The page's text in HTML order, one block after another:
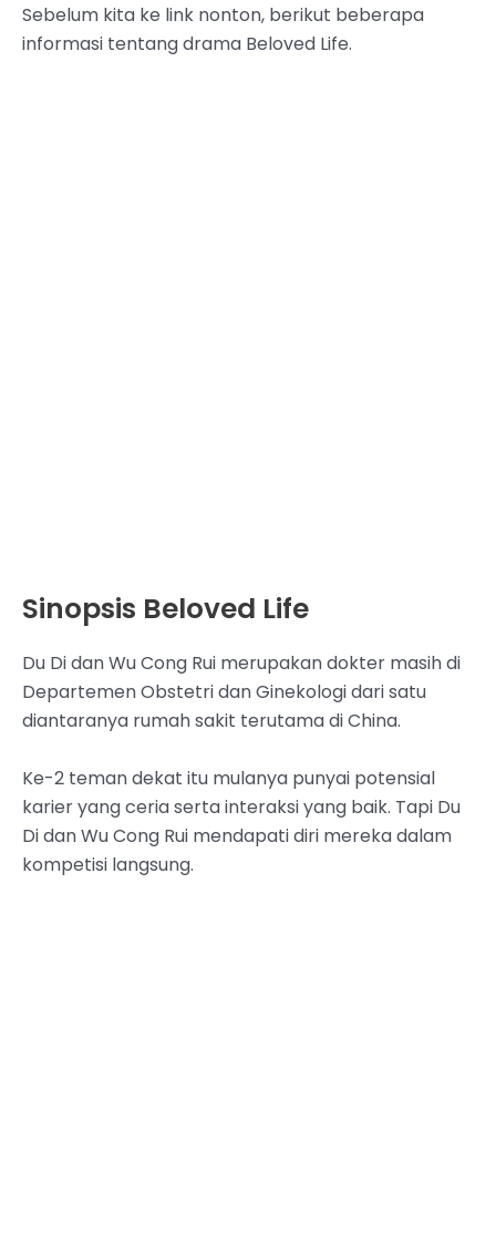
Sebelum kita ke link nonton, berikut beberapa
informasi tentang drama Beloved Life.
Sinopsis Beloved Life
Du Di dan Wu Cong Rui merupakan dokter masih di
Departemen Obstetri dan Ginekologi dari satu
diantaranya rumah sakit terutama di China.
Ke-2 teman dekat itu mulanya punyai potensial
karier yang ceria serta interaksi yang baik. Tapi Du
Di dan Wu Cong Rui mendapati diri mereka dalam
kompetisi langsung.